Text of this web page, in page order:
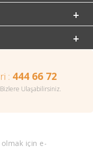
: 444 66 72
Ulaşabilirsiniz.
için e-